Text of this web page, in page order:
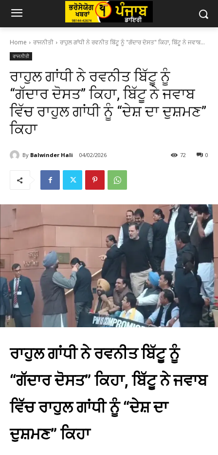
Home ਰਾਜਨੀਤੀ ਰਾਹੁਲ ਗਾਂਧੀ ਨੇ ਰਵਨੀਤ ਬਿੱਟੂ ਨੂੰ "ਗੱਦਾਰ ਦੋਸਤ" ਕਿਹਾ, ਬਿੱਟੂ ਨੇ ਜਵਾਬ...
ਰਾਜਨੀਤੀ
ਰਾਹੁਲ ਗਾਂਧੀ ਨੇ ਰਵਨੀਤ ਬਿੱਟੂ ਨੂੰ
“ਗੱਦਾਰ ਦੋਸਤ” ਕਿਹਾ, ਬਿੱਟੂ ਨੇ ਜਵਾਬ
ਵਿੱਚ ਰਾਹੁਲ ਗਾਂਧੀ ਨੂੰ “ਦੇਸ਼ ਦਾ ਦੁਸ਼ਮਣ”
ਕਿਹਾ
By Balwinder Hali 04/02/2026 0
72
ਰਾਹੁਲ ਗਾਂਧੀ ਨੇ ਰਵਨੀਤ ਬਿੱਟੂ ਨੂੰ
“ਗੱਦਾਰ ਦੋਸਤ” ਕਿਹਾ, ਬਿੱਟੂ ਨੇ ਜਵਾਬ
ਵਿੱਚ ਰਾਹੁਲ ਗਾਂਧੀ ਨੂੰ “ਦੇਸ਼ ਦਾ
ਦੁਸ਼ਮਣ” ਕਿਹਾ